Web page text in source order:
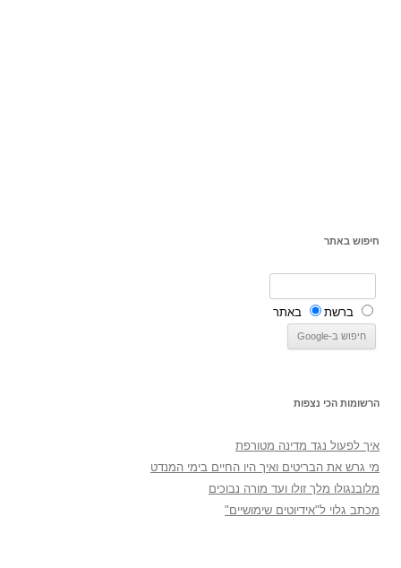
חיפוש באתר
ברשת באתר
הרשומות הכי נצפות
איך לפעול נגד מדינה מטורפת
מי גרש את הבריטים ואיך היו החיים בימי המנדט
מלובנגולו מלך זולו ועד מורה נבוכים
מכתב גלוי ל"אידיוטים שימושיים"